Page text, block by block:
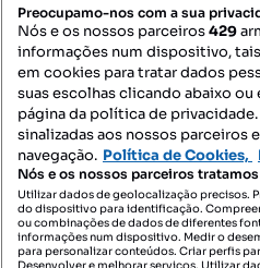
Mapa do Site
Contacte-nos
SIGA-
Preocupamo-nos com a sua
Nós e os nossos parceiros429
informações num dispositivo,
em cookies para tratar dados
suas escolhas clicando abaixo
página da política de privacidade.
sinalizadas aos nossos parceiros
navegação. Política de Cookies,
Nós e os nossos parceiros
Utilizar dados de geolocalização precisos.
do dispositivo para identificação.
ou combinações de dados de diferentes
informações num dispositivo. Medir o
para personalizar conteúdos. Criar perfis